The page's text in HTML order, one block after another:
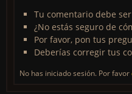
Tu comentario debe
¿No estás seguro de
Por favor, pon tus
Deberías corregir tus
No has iniciado sesión. Por favor